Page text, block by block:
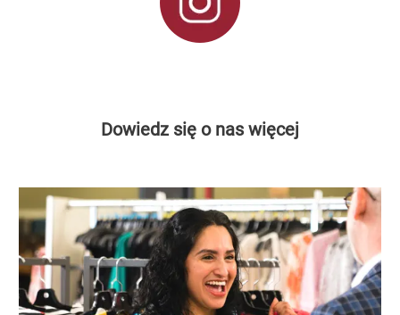
Dowiedz się o nas więcej